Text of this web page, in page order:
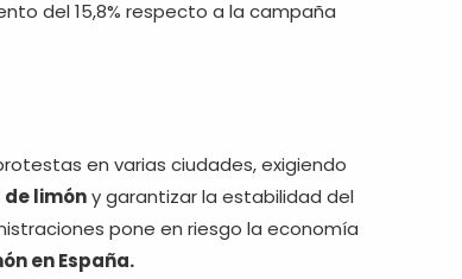
del 15,8% respecto a la campaña
en varias ciudades, exigiendo
limóny garantizar la estabilidad del
pone en riesgo la economía
en España.